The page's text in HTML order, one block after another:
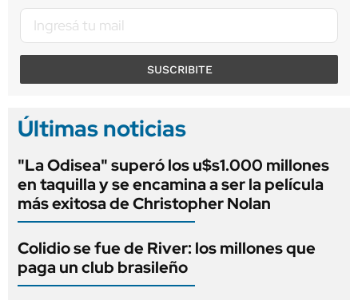
SUSCRIBITE
Últimas noticias
"La Odisea" superó los u$s1.000 millones
en taquilla y se encamina a ser la película
más exitosa de Christopher Nolan
Colidio se fue de River: los millones que
paga un club brasileño